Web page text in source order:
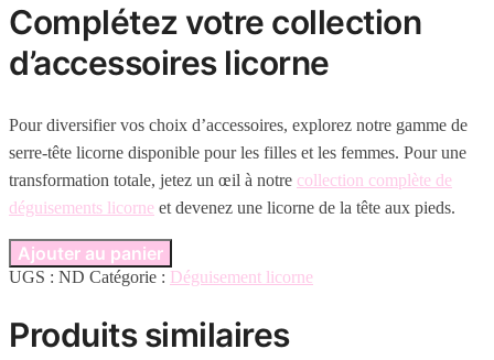
Complétez votre collection
d’accessoires licorne
Pour diversifier vos choix d’accessoires, explorez notre gamme de
serre-tête licorne disponible pour les filles et les femmes. Pour une
transformation totale, jetez un œil à notre collection complète de
déguisements licorne et devenez une licorne de la tête aux pieds.
Ajouter au panier
UGS : ND Catégorie : Déguisement licorne
Produits similaires